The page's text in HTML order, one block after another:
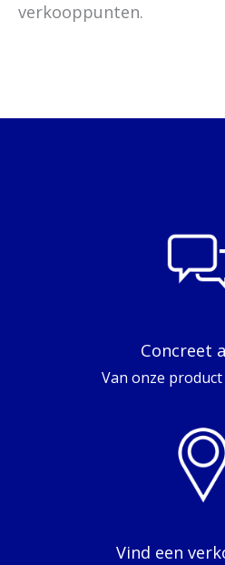
verkooppunten.
Concreet
Van onze
Vind een